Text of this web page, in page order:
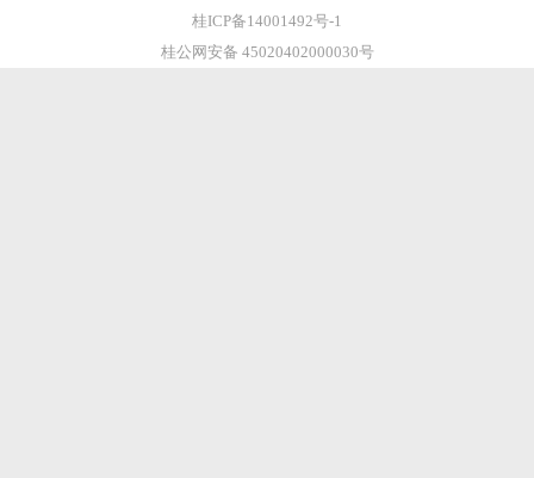
桂ICP备14001492号-1
桂公网安备 45020402000030号